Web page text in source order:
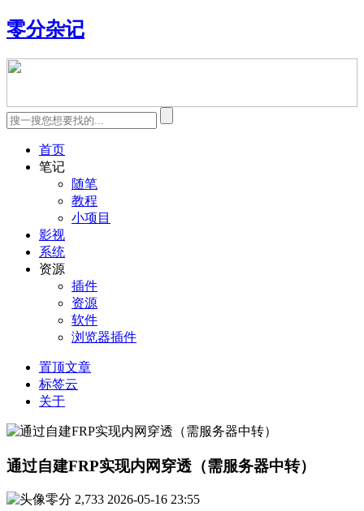
零分杂记
首页
笔记
随笔
教程
小项目
影视
系统
资源
插件
资源
软件
浏览器插件
置顶文章
标签云
关于
通过自建FRP实现内网穿透（需服务器中转）
零分 2,733 2026-05-16 23:55